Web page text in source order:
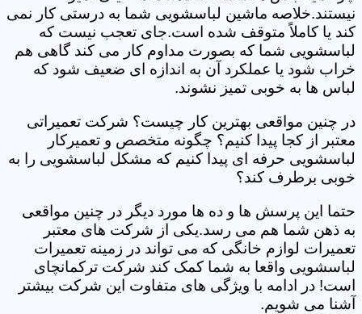
نیستند.خلاصه ماشین لباسشویی شما به درستی کار نمی
کند یا کاملاً متوقف شده است.جای تعجب نیست که
لباسشویی شما که بصورت مداوم کار می کند گاهی هم
خراب شود یا عملکرد آن به اندازه ای ضعیف شود که
لباس ها به خوبی تمیز نشوند.
در چنین مواقعی بهترین کار چیست؟ شرکت تعمیراتی
معتبر از کجا پیدا کنیم؟ چگونه متخصص و تعمیرکار
لباسشویی حرفه ای پیدا کنیم که مشکل لباسشویی را به
خوبی برطرف کند؟
حتما این پرسش ها و ده ها مورد دیگر در چنین مواقعی
به ذهن شما هم می رسد.یکی از شرکت های معتبر
تعمیرات لوازم خانگی که می تواند در زمینه تعمیرات
لباسشویی واقعا به شما کمک کند شرکت ترکمانچای
است! در ادامه با ویژگی های متفاوت این شرکت بیشتر
آشنا می شویم.